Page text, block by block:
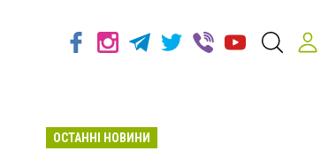
ОСТАННІ НОВИНИ